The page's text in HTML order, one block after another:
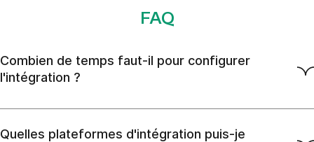
FAQ
Combien de temps faut-il pour configurer
l'intégration ?
Quelles plateformes d'intégration puis-je